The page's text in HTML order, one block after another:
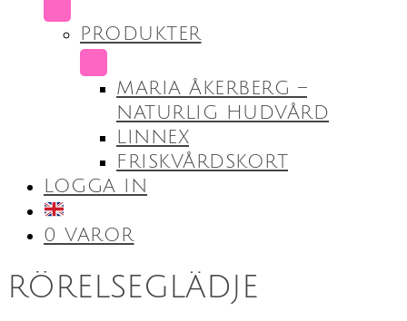
SUBMENU
PRODUKTER
SUBMENU
MARIA ÅKERBERG –
NATURLIG HUDVÅRD
LINNEX
FRISKVÅRDSKORT
LOGGA IN
0 VAROR
rörelseglädje